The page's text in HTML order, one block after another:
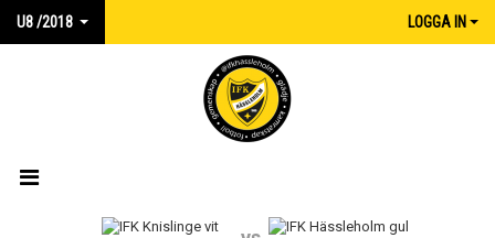
U8 /2018 LOGGA IN